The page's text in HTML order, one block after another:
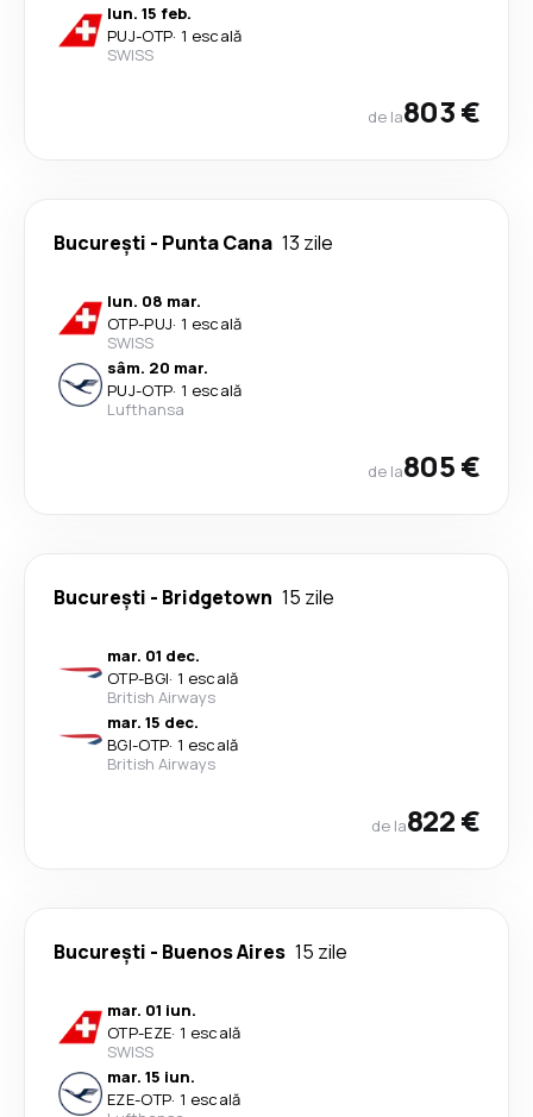
lun. 15 feb.
PUJ-OTP· 1 escală
SWISS
de la803 €
București - Punta Cana 13 zile
lun. 08 mar.
OTP-PUJ· 1 escală
SWISS
sâm. 20 mar.
PUJ-OTP· 1 escală
Lufthansa
de la805 €
București - Bridgetown 15 zile
mar. 01 dec.
OTP-BGI· 1 escală
British Airways
mar. 15 dec.
BGI-OTP· 1 escală
British Airways
de la822 €
București - Buenos Aires 15 zile
mar. 01 iun.
OTP-EZE· 1 escală
SWISS
mar. 15 iun.
EZE-OTP· 1 escală